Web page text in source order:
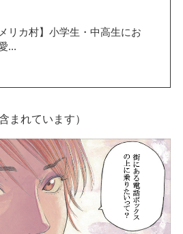
リカ村】小学生・中高生にお
...
まれています）